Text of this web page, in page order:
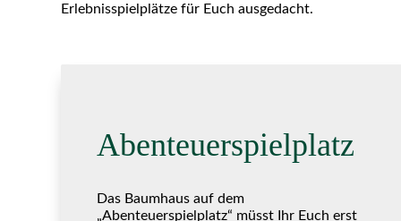
Erlebnisspielplätze für Euch ausgedacht.
Abenteuerspielplatz
Das Baumhaus auf dem
„Abenteuerspielplatz“ müsst Ihr Euch erst